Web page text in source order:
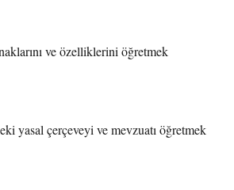
ve özelliklerini öğretmek
yasal çerçeveyi ve mevzuatı öğretmek